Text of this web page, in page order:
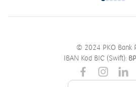
© 2024 PKO Bank
IBAN Kod BIC (Swift):